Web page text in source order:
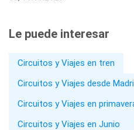
Le puede interesar
Circuitos y Viajes en tren
Circuitos y Viajes desde
Circuitos y Viajes en
Circuitos y Viajes en Junio